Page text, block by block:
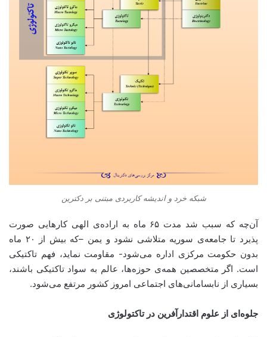
شبکه خرد و اندیشه کاربردی مبتنی بر دکترین
آن‌چه که سبب شد مدت ۶۵ ماه به اراده‌ی الهی کارهایی صورت
پذیرد تا جامعه‌ی سوریه متلاشی نشود و یمن –که بیش از ۲۰ ماه
بدون حکومت مرکزی اداره می‌شود- مقاومت نماید، فهم تاکتیکی
است. اگر متخصصین همه‌ی حوزه‌ها، عالم به سواد تاکتیکی باشند،
بسیاری از نابسامانی‌های اجتماعی امروز کشور مرتفع می‌شود.
جلوه‌ای از علوم اقتدارآفرین در تاکتولوژی